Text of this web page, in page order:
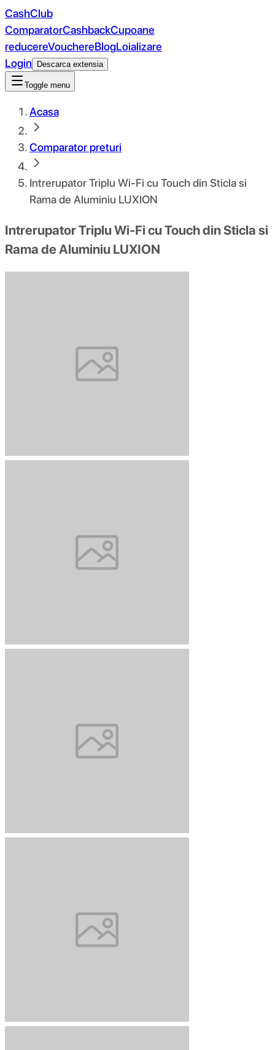
CashClub
ComparatorCashbackCupoane
reducereVouchereBlogLoializare
Login
Descarca extensia
Toggle menu
Acasa
Comparator preturi
Intrerupator Triplu Wi-Fi cu Touch din Sticla si
Rama de Aluminiu LUXION
Intrerupator Triplu Wi-Fi cu Touch din Sticla si
Rama de Aluminiu LUXION